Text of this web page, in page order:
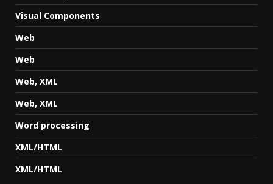
Visual Components
Web
Web
Web, XML
Web, XML
Word processing
XML/HTML
XML/HTML